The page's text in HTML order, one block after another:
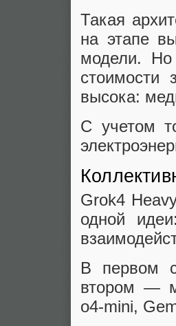
Такая
на этапе
модели. Но
стоимости
высока:
С учетом
Grok4
одной
В первом
втором —
o4-mini,